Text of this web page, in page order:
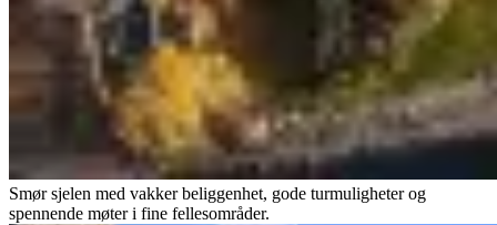
Smør sjelen med vakker beliggenhet, gode turmuligheter og
spennende møter i fine fellesområder.